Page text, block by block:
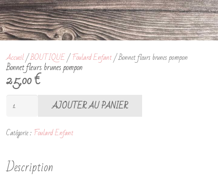
Accueil/BOUTIQUE/Foulard Enfant/ Bonnet fleurs brunes pompon
Bonnet fleurs brunes pompon
25,00€
quantité
Bonnet
fleurs
pompon
AJOUTER AU PANIER
Catégorie :Foulard Enfant
Description